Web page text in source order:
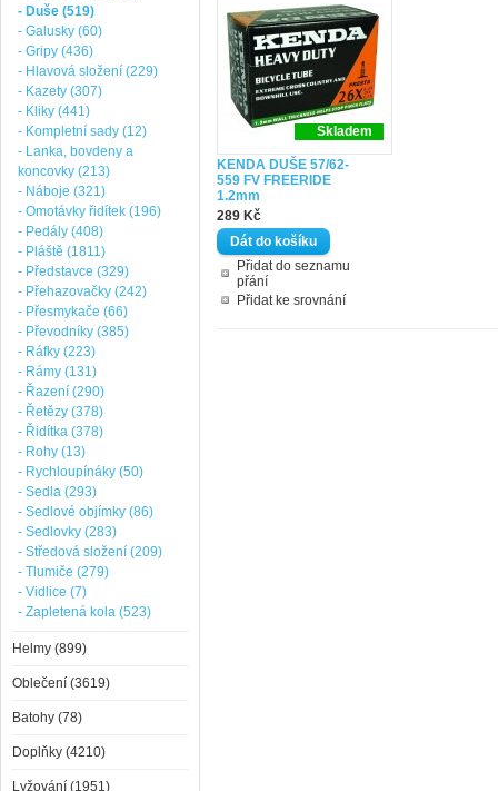
Skladem
KENDA DUŠE 57/62-
559 FV FREERIDE
1.2mm
289 Kč
Přidat do seznamu
přání
Přidat ke srovnání
- Duše (519)
- Galusky (60)
- Gripy (436)
- Hlavová složení (229)
- Kazety (307)
- Kliky (441)
- Kompletní sady (12)
- Lanka, bovdeny a
koncovky (213)
- Náboje (321)
- Omotávky řidítek (196)
- Pedály (408)
- Pláště (1811)
- Představce (329)
- Přehazovačky (242)
- Přesmykače (66)
- Převodníky (385)
- Ráfky (223)
- Rámy (131)
- Řazení (290)
- Řetězy (378)
- Řidítka (378)
- Rohy (13)
- Rychloupínáky (50)
- Sedla (293)
- Sedlové objímky (86)
- Sedlovky (283)
- Středová složení (209)
- Tlumiče (279)
- Vidlice (7)
- Zapletená kola (523)
Helmy (899)
Oblečení (3619)
Batohy (78)
Doplňky (4210)
Lyžování (1951)